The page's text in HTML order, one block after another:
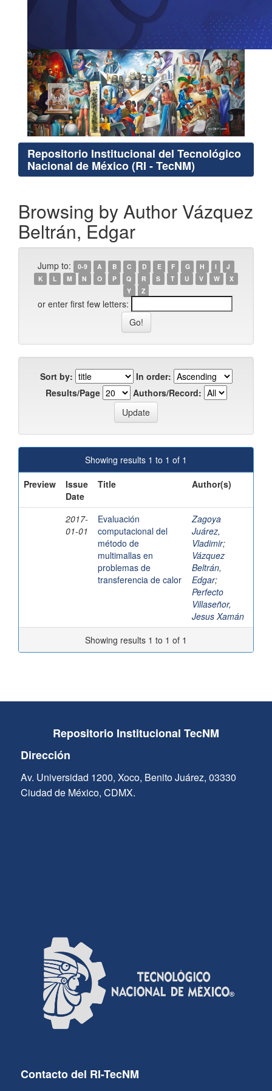
Repositorio Institucional del Tecnológico
Nacional de México (RI - TecNM)
Browsing by Author Vázquez
Beltrán, Edgar
Jump to: 0-9 A B C D E F G H I
J
K
L M N O P Q R S T U V W
X
Y
Z
or enter first few letters:
Sort by:
In order:
Results/Page
Authors/Record:
Showing results 1 to 1 of 1
Preview
Issue
Date
Title Author(s)
2017-
01-01
Evaluación
computacional del
método de
multimallas en
problemas de
transferencia de calor
Zagoya
Juárez,
Vladimir;
Vázquez
Beltrán,
Edgar;
Perfecto
Villaseñor,
Jesus Xamán
Showing results 1 to 1 of 1
Repositorio Institucional TecNM
Dirección
Av. Universidad 1200, Xoco, Benito Juárez, 03330
Ciudad de México, CDMX.
Contacto del RI-TecNM